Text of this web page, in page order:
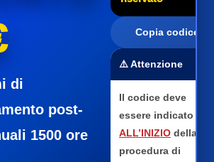
di
post-
1500 ore
Copia codice
⚠️ Attenzione
Il codice deve
essere indicato
ALL’INIZIO della
procedura di